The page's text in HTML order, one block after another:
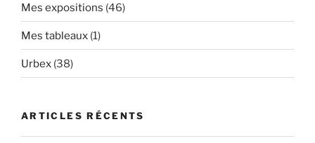
Mes expositions (46)
Mes tableaux (1)
Urbex (38)
ARTICLES RÉCENTS